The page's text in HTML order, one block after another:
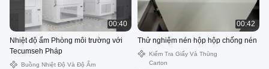
00:40
Nhiệt độ ẩm Phòng môi trường với
Tecumseh Pháp
Buồng Nhiệt Độ Và Độ Ẩm
00:42
Thử nghiệm nén hộp hộp chống nén
Kiểm Tra Giấy Và Thùng
Carton